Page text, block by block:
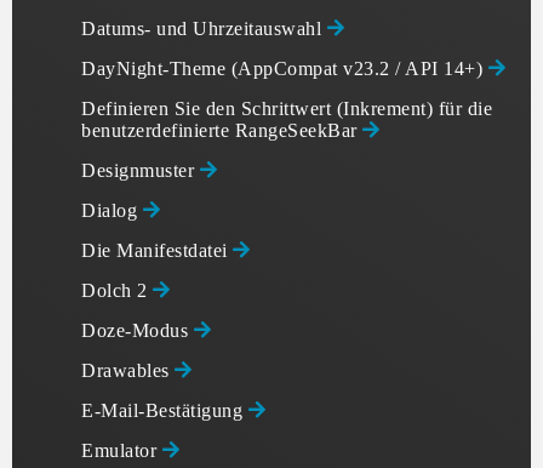
Datums- und Uhrzeitauswahl
DayNight-Theme (AppCompat v23.2 / API 14+)
Definieren Sie den Schrittwert (Inkrement) für die
benutzerdefinierte RangeSeekBar
Designmuster
Dialog
Die Manifestdatei
Dolch 2
Doze-Modus
Drawables
E-Mail-Bestätigung
Emulator